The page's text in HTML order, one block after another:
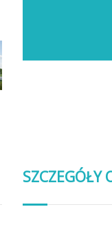
SZCZEGÓŁY